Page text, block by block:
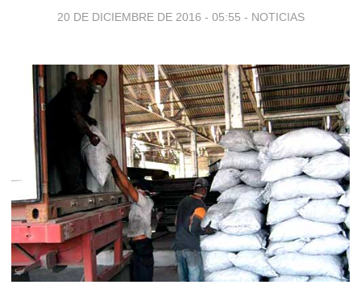
20 DE DICIEMBRE DE 2016 - 05:55 - NOTICIAS